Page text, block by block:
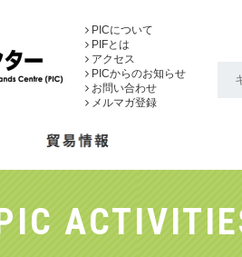
PICについて
PIFとは
アクセス
PICからのお知らせ
お問い合わせ
メルマガ登録